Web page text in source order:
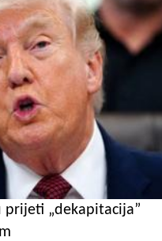
„dekapitacija”